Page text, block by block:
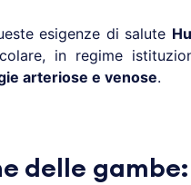
esigenze di salute
in regime
arteriose e venose.
delle